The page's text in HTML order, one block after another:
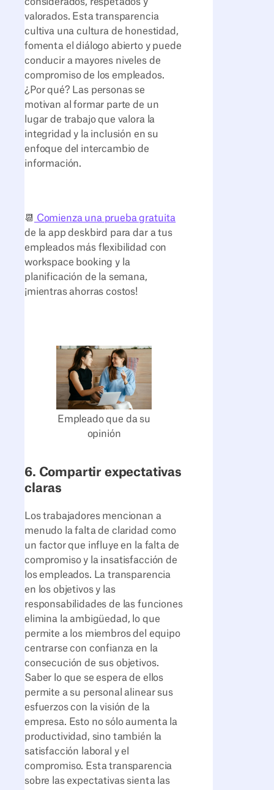
valorados. Esta transparencia
cultiva una cultura de honestidad,
fomenta el diálogo abierto y puede
conducir a mayores niveles de
compromiso de los empleados.
¿Por qué? Las personas se
motivan al formar parte de un
lugar de trabajo que valora la
integridad y la inclusión en su
enfoque del intercambio de
información.
📆 Comienza una prueba gratuita
de la app deskbird para dar a tus
empleados más flexibilidad con
workspace booking y la
planificación de la semana,
¡mientras ahorras costos!
Empleado que da su
opinión
6. Compartir expectativas
claras
Los trabajadores mencionan a
menudo la falta de claridad como
un factor que influye en la falta de
compromiso y la insatisfacción de
los empleados. La transparencia
en los objetivos y las
responsabilidades de las funciones
elimina la ambigüedad, lo que
permite a los miembros del equipo
centrarse con confianza en la
consecución de sus objetivos.
Saber lo que se espera de ellos
permite a su personal alinear sus
esfuerzos con la visión de la
empresa. Esto no sólo aumenta la
productividad, sino también la
satisfacción laboral y el
compromiso. Esta transparencia
sobre las expectativas sienta las